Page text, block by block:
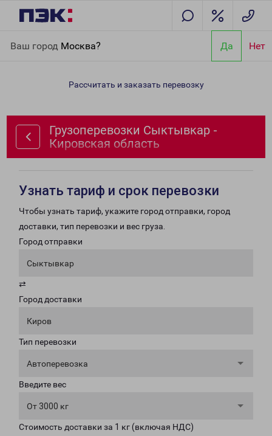
Ваш город Москва? Да Нет
Кировская область
Рассчитать и заказать перевозку
Грузоперевозки Сыктывкар -
Кировская область
Узнать тариф и срок перевозки
Чтобы узнать тариф, укажите город отправки, город
доставки, тип перевозки и вес груза.
Город отправки
Сыктывкар
⇄
Город доставки
Киров
Тип перевозки
Автоперевозка
Введите вес
От 3000 кг
Стоимость доставки за 1 кг (включая НДС)